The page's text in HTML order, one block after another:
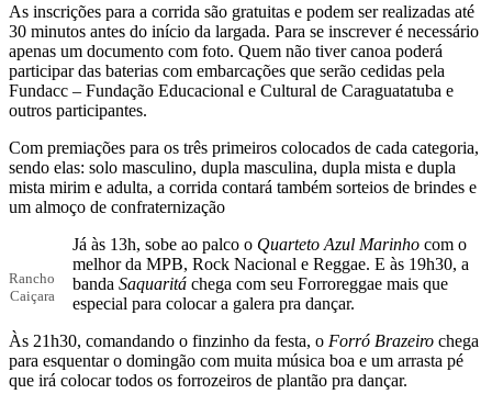
As inscrições para a corrida são gratuitas e podem ser realizadas até
30 minutos antes do início da largada. Para se inscrever é necessário
apenas um documento com foto. Quem não tiver canoa poderá
participar das baterias com embarcações que serão cedidas pela
Fundacc – Fundação Educacional e Cultural de Caraguatatuba e
outros participantes.
Com premiações para os três primeiros colocados de cada categoria,
sendo elas: solo masculino, dupla masculina, dupla mista e dupla
mista mirim e adulta, a corrida contará também sorteios de brindes e
um almoço de confraternização
Rancho
Caiçara
Já às 13h, sobe ao palco o Quarteto Azul Marinho com o
melhor da MPB, Rock Nacional e Reggae. E às 19h30, a
banda Saquaritá chega com seu Forroreggae mais que
especial para colocar a galera pra dançar.
Às 21h30, comandando o finzinho da festa, o Forró Brazeiro chega
para esquentar o domingão com muita música boa e um arrasta pé
que irá colocar todos os forrozeiros de plantão pra dançar.